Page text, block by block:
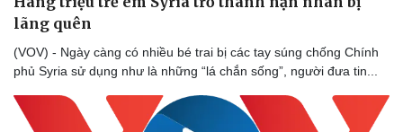
eSports
Hậu trường
lãng quên
(VOV) - Ngày càng có nhiều bé trai bị các tay súng chống Chính
phủ Syria sử dụng như là những “lá chắn sống”, người đưa tin...